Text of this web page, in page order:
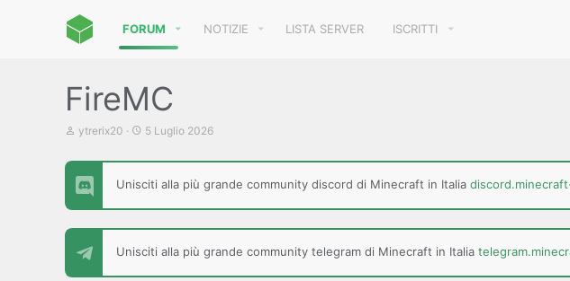
FORUM NOTIZIE LISTA SERVER ISCRITTI
FireMC
C
e
a
t
e
ytrerix20
D
t
d
n
z
i
5 Luglio 2026
Unisciti alla più grande community discord di Minecraft in Italia
Unisciti alla più grande community telegram di Minecraft in Italia